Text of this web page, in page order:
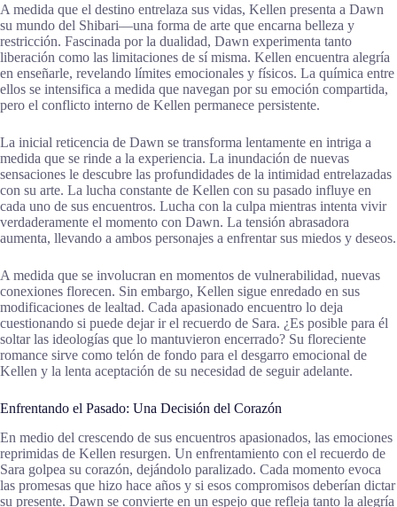
A medida que el destino entrelaza sus vidas, Kellen presenta a Dawn
su mundo del Shibari—una forma de arte que encarna belleza y
restricción. Fascinada por la dualidad, Dawn experimenta tanto
liberación como las limitaciones de sí misma. Kellen encuentra alegría
en enseñarle, revelando límites emocionales y físicos. La química entre
ellos se intensifica a medida que navegan por su emoción compartida,
pero el conflicto interno de Kellen permanece persistente.
La inicial reticencia de Dawn se transforma lentamente en intriga a
medida que se rinde a la experiencia. La inundación de nuevas
sensaciones le descubre las profundidades de la intimidad entrelazadas
con su arte. La lucha constante de Kellen con su pasado influye en
cada uno de sus encuentros. Lucha con la culpa mientras intenta vivir
verdaderamente el momento con Dawn. La tensión abrasadora
aumenta, llevando a ambos personajes a enfrentar sus miedos y deseos.
A medida que se involucran en momentos de vulnerabilidad, nuevas
conexiones florecen. Sin embargo, Kellen sigue enredado en sus
modificaciones de lealtad. Cada apasionado encuentro lo deja
cuestionando si puede dejar ir el recuerdo de Sara. ¿Es posible para él
soltar las ideologías que lo mantuvieron encerrado? Su floreciente
romance sirve como telón de fondo para el desgarro emocional de
Kellen y la lenta aceptación de su necesidad de seguir adelante.
Enfrentando el Pasado: Una Decisión del Corazón
En medio del crescendo de sus encuentros apasionados, las emociones
reprimidas de Kellen resurgen. Un enfrentamiento con el recuerdo de
Sara golpea su corazón, dejándolo paralizado. Cada momento evoca
las promesas que hizo hace años y si esos compromisos deberían dictar
su presente. Dawn se convierte en un espejo que refleja tanto la alegría